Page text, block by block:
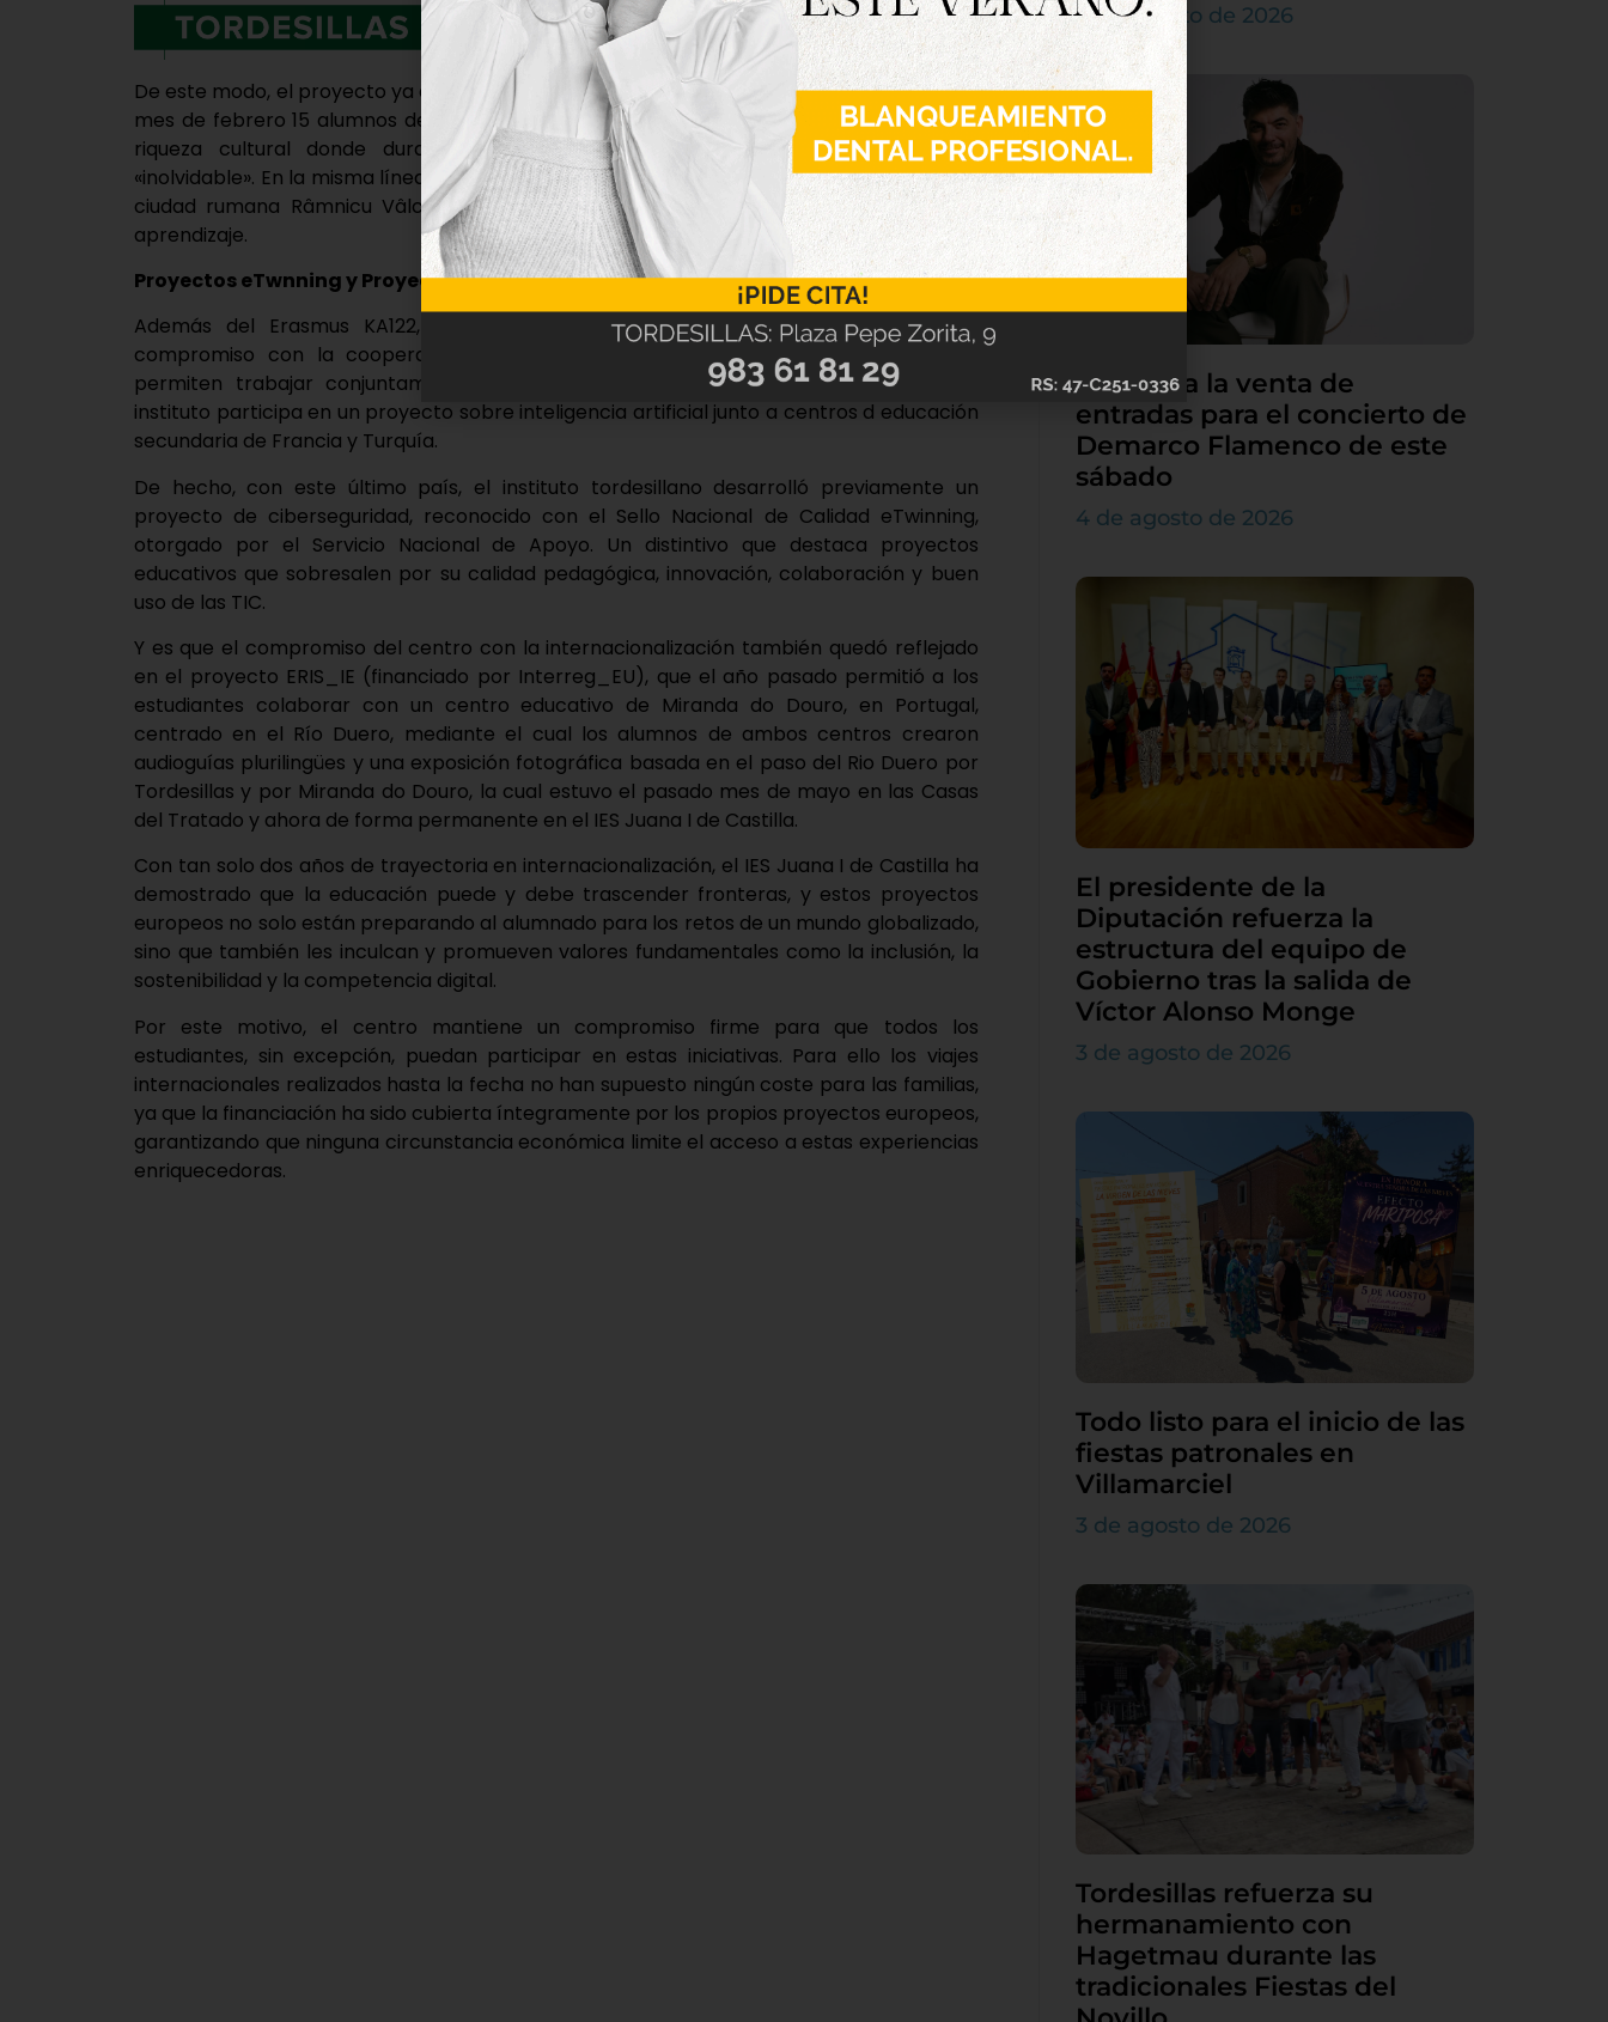
De este modo, el proyecto ya está dejando huella en la comunidad educativa, y el pasado
mes de febrero 15 alumnos del centro viajaron a Évora, una ciudad portuguesa de gran
riqueza cultural donde durante una semana vivieron una experiencia educativa
«inolvidable». En la misma línea, el próximo mes de mayo otros 11 estudiantes viajarán a la
ciudad rumana Râmnicu Vâlcea para continuar con el intercambio cultural y con el
aprendizaje.
Proyectos eTwnning y Proyecto ERIS_IE
Además del Erasmus KA122, el IES Juana I de Castilla también ha reforzado su
compromiso con la cooperación internacional mediante proyectos eTwinning, que
permiten trabajar conjuntamente con centros de otros países y, actualmente, el
instituto participa en un proyecto sobre inteligencia artificial junto a centros d educación
secundaria de Francia y Turquía.
De hecho, con este último país, el instituto tordesillano desarrolló previamente un
proyecto de ciberseguridad, reconocido con el Sello Nacional de Calidad eTwinning,
otorgado por el Servicio Nacional de Apoyo. Un distintivo que destaca proyectos
educativos que sobresalen por su calidad pedagógica, innovación, colaboración y buen
uso de las TIC.
Y es que el compromiso del centro con la internacionalización también quedó reflejado
en el proyecto ERIS_IE (financiado por Interreg_EU), que el año pasado permitió a los
estudiantes colaborar con un centro educativo de Miranda do Douro, en Portugal,
centrado en el Río Duero, mediante el cual los alumnos de ambos centros crearon
audioguías plurilingües y una exposición fotográfica basada en el paso del Rio Duero por
Tordesillas y por Miranda do Douro, la cual estuvo el pasado mes de mayo en las Casas
del Tratado y ahora de forma permanente en el IES Juana I de Castilla.
Con tan solo dos años de trayectoria en internacionalización, el IES Juana I de Castilla ha
demostrado que la educación puede y debe trascender fronteras, y estos proyectos
europeos no solo están preparando al alumnado para los retos de un mundo globalizado,
sino que también les inculcan y promueven valores fundamentales como la inclusión, la
sostenibilidad y la competencia digital.
Por este motivo, el centro mantiene un compromiso firme para que todos los
estudiantes, sin excepción, puedan participar en estas iniciativas. Para ello los viajes
internacionales realizados hasta la fecha no han supuesto ningún coste para las familias,
ya que la financiación ha sido cubierta íntegramente por los propios proyectos europeos,
garantizando que ninguna circunstancia económica limite el acceso a estas experiencias
enriquecedoras.
4 de agosto de 2026
Continúa la venta de
entradas para el concierto de
Demarco Flamenco de este
sábado
4 de agosto de 2026
El presidente de la
Diputación refuerza la
estructura del equipo de
Gobierno tras la salida de
Víctor Alonso Monge
3 de agosto de 2026
Todo listo para el inicio de las
fiestas patronales en
Villamarciel
3 de agosto de 2026
Tordesillas refuerza su
hermanamiento con
Hagetmau durante las
tradicionales Fiestas del